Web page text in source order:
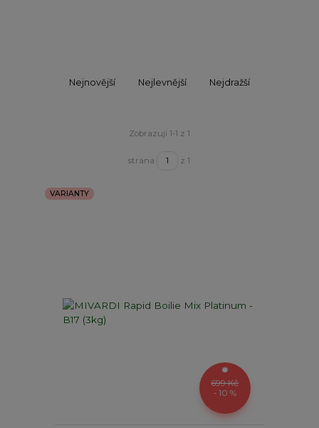
Nejnovější Nejlevnější Nejdražší
Zobrazuji 1-1 z 1
strana z 1
VARIANTY
699 Kč
- 10 %